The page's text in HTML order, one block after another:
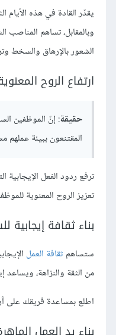
يقدّر القادة في هذه
وبالمقابل، تساهم
الشعور بالإرهاق والسخط
ارتفاع الروح
حقيقة: إنّ الموظفين
المقتنعون ببيئة
ترفع ردود الفعل
تعزيز الروح المعنوية
بناء ثقافة إيجابية
ستساهم ثقافة العمل
من الثقة والنزاهة،
اطلع بمساعدة فريقك على